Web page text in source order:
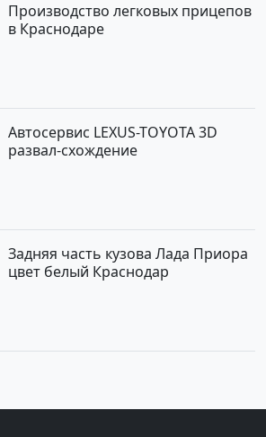
Производство легковых прицепов
в Краснодаре
Автосервис LEXUS-TOYOTA 3D
развал-схождение
Задняя часть кузова Лада Приора
цвет белый Краснодар